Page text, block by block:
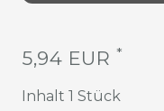
5,94 EUR *
Inhalt 1 Stück